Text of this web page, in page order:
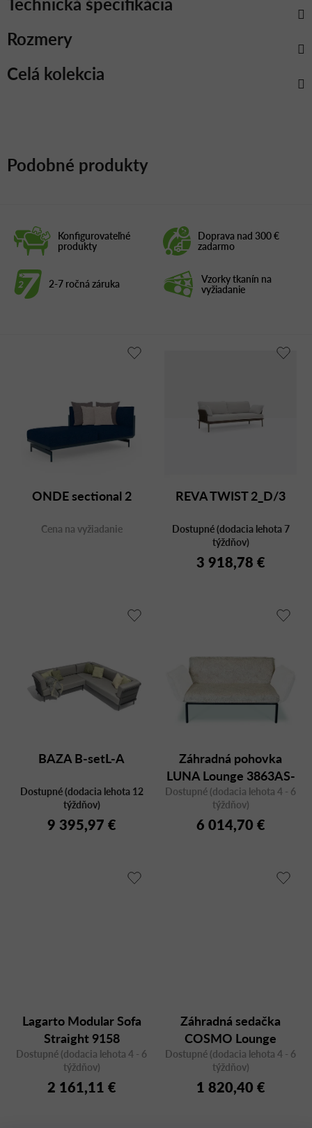
Konfigurovateľné
produkty
Doprava nad 300 €
zadarmo
2-7 ročná záruka Vzorky tkanín na
vyžiadanie
Celá kolekcia
Rozmery
Podobné produkty
ONDE sectional 2
Cena na vyžiadanie
REVA TWIST 2_D/3
Dostupné (dodacia lehota 7
týždňov)
3 918,78 €
BAZA B-setL-A
Dostupné (dodacia lehota 12
týždňov)
9 395,97 €
Záhradná pohovka
LUNA Lounge 3863AS-
00 2/2848-00
Dostupné (dodacia lehota 4 - 6
týždňov)
6 014,70 €
Lagarto Modular Sofa
Straight 9158
Dostupné (dodacia lehota 4 - 6
týždňov)
2 161,11 €
Záhradná sedačka
COSMO Lounge
2671WS, dvojmiestna
Dostupné (dodacia lehota 4 - 6
týždňov)
1 820,40 €